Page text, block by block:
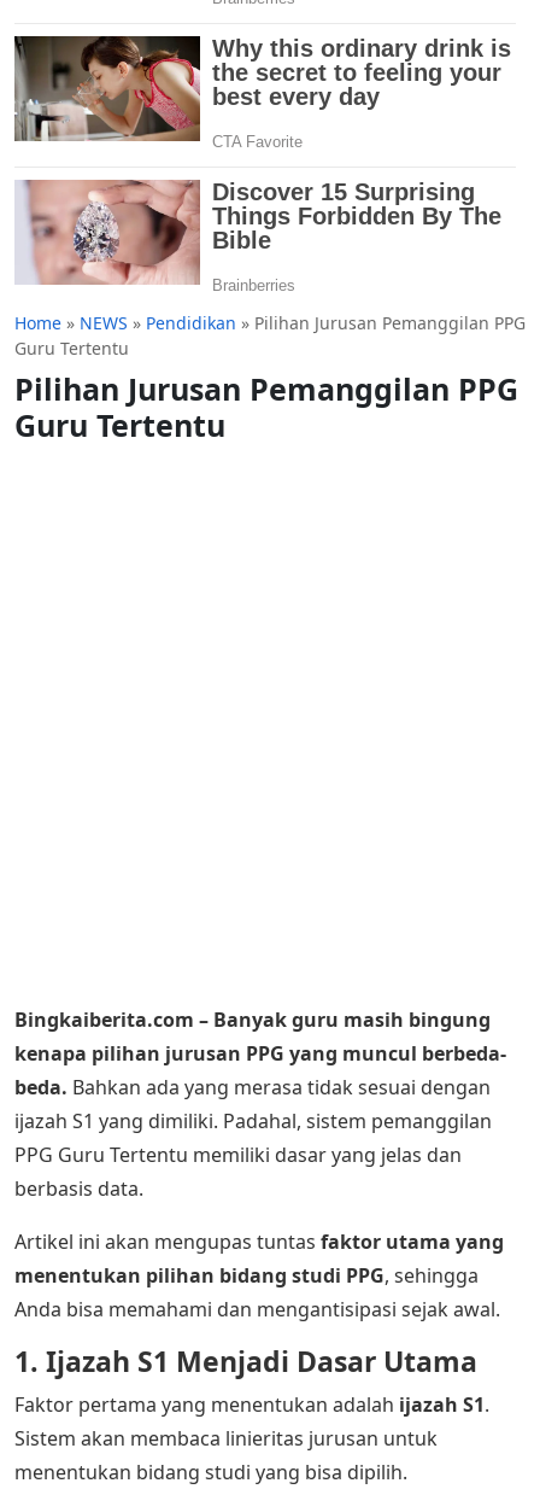
Home » NEWS » Pendidikan » Pilihan Jurusan Pemanggilan PPG
Guru Tertentu
Pilihan Jurusan Pemanggilan PPG
Guru Tertentu
Bingkaiberita.com – Banyak guru masih bingung
kenapa pilihan jurusan PPG yang muncul berbeda-
beda. Bahkan ada yang merasa tidak sesuai dengan
ijazah S1 yang dimiliki. Padahal, sistem pemanggilan
PPG Guru Tertentu memiliki dasar yang jelas dan
berbasis data.
Artikel ini akan mengupas tuntas faktor utama yang
menentukan pilihan bidang studi PPG, sehingga
Anda bisa memahami dan mengantisipasi sejak awal.
1. Ijazah S1 Menjadi Dasar Utama
Faktor pertama yang menentukan adalah ijazah S1.
Sistem akan membaca linieritas jurusan untuk
menentukan bidang studi yang bisa dipilih.